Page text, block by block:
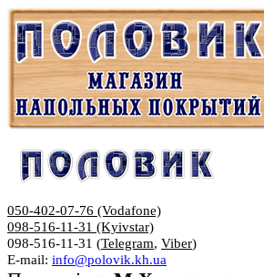
050-402-07-76 (Vodafone)
098-516-11-31 (Kyivstar)
098-516-11-31 (Telegram, Viber)
E-mail: info@polovik.kh.ua